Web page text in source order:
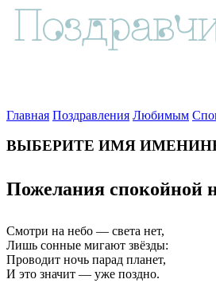
Главная Поздравления Любимым
ВЫБЕРИТЕ ИМЯ
Пожелания спокойной
Смотри на небо — света нет,
Лишь сонные мигают звёзды:
Проводит ночь парад планет,
И это значит — уже поздно.